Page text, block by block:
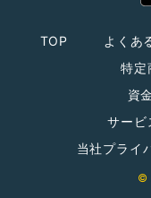
TOP よくあ
特定
資
サービ
当社プライ
©